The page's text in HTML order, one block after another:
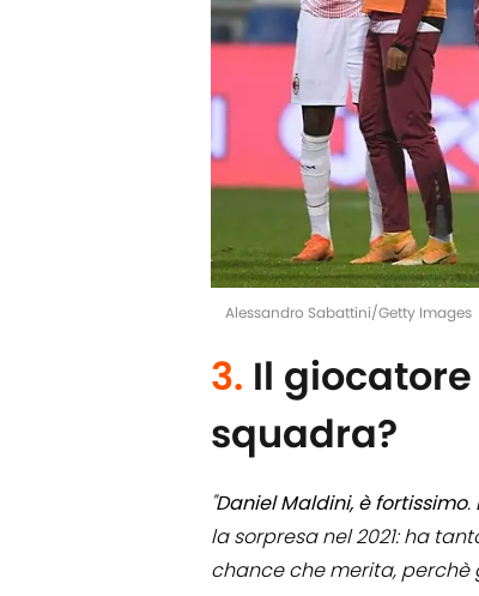
Alessandro Sabattini/Getty Images
3. Il
squadra?
"Daniel Maldini, è fortissimo.
la sorpresa nel 2021: ha
chance che merita, perchè